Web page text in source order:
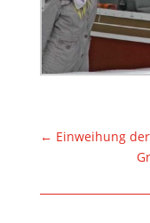
← Einweihung